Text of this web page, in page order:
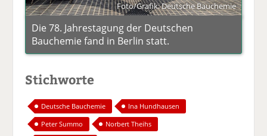
Foto/Grafik: Deutsche Bauchemie
Die 78. Jahrestagung der Deutschen
Bauchemie fand in Berlin statt.
Stichworte
Deutsche Bauchemie
Ina Hundhausen
Peter Summo
Norbert Theihs